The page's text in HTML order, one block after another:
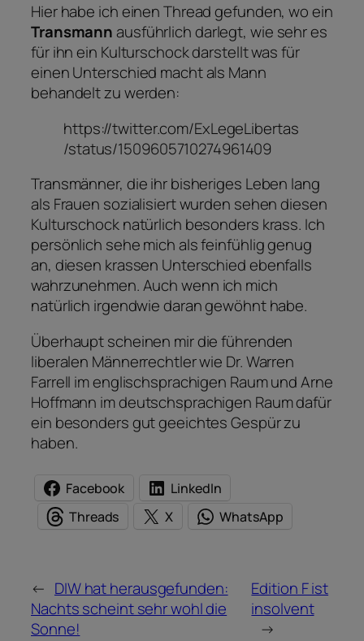
Hier habe ich einen Thread gefunden, wo ein
Transmannausführlich darlegt, wie sehr es
für ihn ein Kulturschock darstellt was für
einen Unterschied macht als Mann
behandelt zu werden:
https://twitter.com/ExLegeLibertas
/status/1509605710274961409
Transmänner, die ihr bisheriges Leben lang
als Frauen sozialisiert wurden sehen diesen
Kulturschock natürlich besonders krass. Ich
persönlich sehe mich als feinfühlig genug
an, diesen krassen Unterschied ebenfalls
wahrzunehmen. Auch wenn ich mich
natürlich irgendwie daran gewöhnt habe.
Überhaupt scheinen mir die führenden
liberalen Männerrechtler wie Dr. Warren
Farrell im englischsprachigen Raum und Arne
Hoffmann im deutschsprachigen Raum dafür
ein besonders gut geeichtes Gespür zu
haben.
Facebook
LinkedIn
Threads
X WhatsApp
← DIW hat herausgefunden:
Nachts scheint sehr wohl die
Sonne!
Edition F ist
insolvent
→